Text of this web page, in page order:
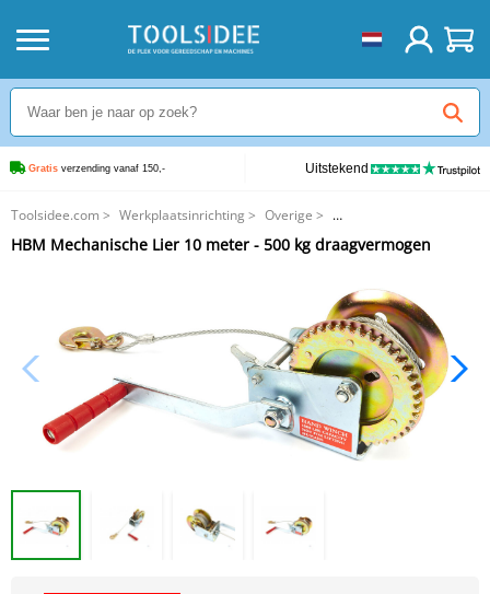
Gratis verzending vanaf 150,- Uitstekend
Toolsidee.com > Werkplaatsinrichting > Overige >
HBM Mechanische Lier 10 meter - 500 kg draagvermogen
HBM Mechanische Lier 10 meter - 500 kg draagvermogen